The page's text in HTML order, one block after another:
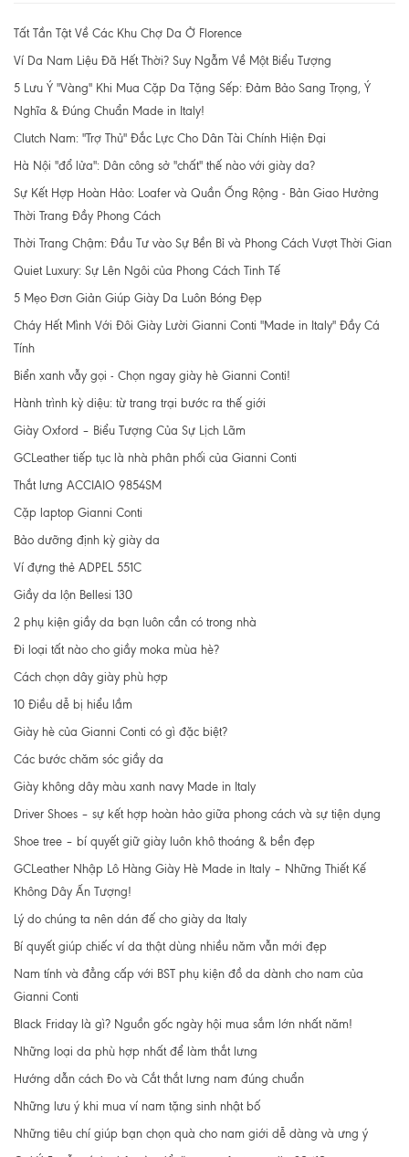
Tất Tần Tật Về Các Khu Chợ Da Ở Florence
Ví Da Nam Liệu Đã Hết Thời? Suy Ngẫm Về Một Biểu Tượng
5 Lưu Ý "Vàng" Khi Mua Cặp Da Tặng Sếp: Đảm Bảo Sang Trọng, Ý
Nghĩa & Đúng Chuẩn Made in Italy!
Clutch Nam: "Trợ Thủ" Đắc Lực Cho Dân Tài Chính Hiện Đại
Hà Nội "đổ lửa": Dân công sở "chất" thế nào với giày da?
Sự Kết Hợp Hoàn Hảo: Loafer và Quần Ống Rộng - Bản Giao Hưởng
Thời Trang Đầy Phong Cách
Thời Trang Chậm: Đầu Tư vào Sự Bền Bỉ và Phong Cách Vượt Thời Gian
Quiet Luxury: Sự Lên Ngôi của Phong Cách Tinh Tế
5 Mẹo Đơn Giản Giúp Giày Da Luôn Bóng Đẹp
Cháy Hết Mình Với Đôi Giày Lười Gianni Conti "Made in Italy" Đầy Cá
Tính
Biển xanh vẫy gọi - Chọn ngay giày hè Gianni Conti!
Hành trình kỳ diệu: từ trang trại bước ra thế giới
Giày Oxford – Biểu Tượng Của Sự Lịch Lãm
GCLeather tiếp tục là nhà phân phối của Gianni Conti
Thắt lưng ACCIAIO 9854SM
Cặp laptop Gianni Conti
Bảo dưỡng định kỳ giày da
Ví đựng thẻ ADPEL 551C
Giầy da lộn Bellesi 130
2 phụ kiện giầy da bạn luôn cần có trong nhà
Đi loại tất nào cho giầy moka mùa hè?
Cách chọn dây giày phù hợp
10 Điều dễ bị hiểu lầm
Giày hè của Gianni Conti có gì đặc biệt?
Các bước chăm sóc giầy da
Giày không dây màu xanh navy Made in Italy
Driver Shoes – sự kết hợp hoàn hảo giữa phong cách và sự tiện dụng
Shoe tree – bí quyết giữ giày luôn khô thoáng & bền đẹp
GCLeather Nhập Lô Hàng Giày Hè Made in Italy – Những Thiết Kế
Không Dây Ấn Tượng!
Lý do chúng ta nên dán đế cho giày da Italy
Bí quyết giúp chiếc ví da thật dùng nhiều năm vẫn mới đẹp
Nam tính và đẳng cấp với BST phụ kiện đồ da dành cho nam của
Gianni Conti
Black Friday là gì? Nguồn gốc ngày hội mua sắm lớn nhất năm!
Những loại da phù hợp nhất để làm thắt lưng
Hướng dẫn cách Đo và Cắt thắt lưng nam đúng chuẩn
Những lưu ý khi mua ví nam tặng sinh nhật bố
Những tiêu chí giúp bạn chọn quà cho nam giới dễ dàng và ưng ý